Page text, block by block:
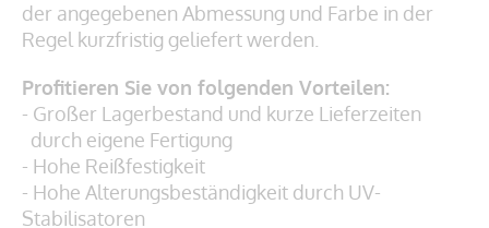
der angegebenen Abmessung und Farbe in der
Regel kurzfristig geliefert werden.
Profitieren Sie von folgenden Vorteilen:
- Großer Lagerbestand und kurze Lieferzeiten
durch eigene Fertigung
- Hohe Reißfestigkeit
- Hohe Alterungsbeständigkeit durch UV-
Stabilisatoren